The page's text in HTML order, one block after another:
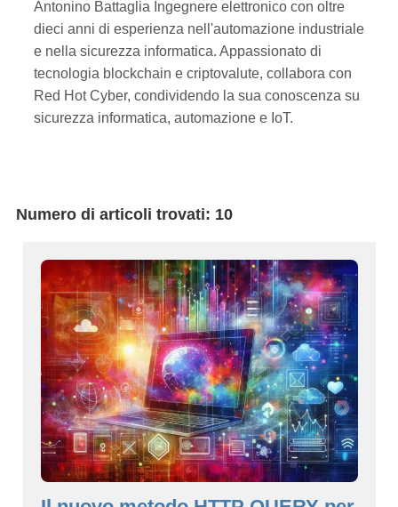
Antonino Battaglia Ingegnere elettronico con oltre
dieci anni di esperienza nell'automazione industriale
e nella sicurezza informatica. Appassionato di
tecnologia blockchain e criptovalute, collabora con
Red Hot Cyber, condividendo la sua conoscenza su
sicurezza informatica, automazione e IoT.
Numero di articoli trovati: 10